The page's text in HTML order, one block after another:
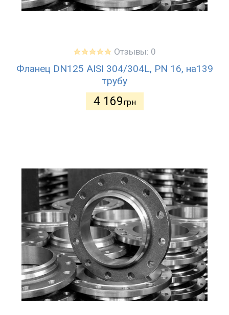
Отзывы: 0
Фланец DN125 AISI 304/304L, PN 16, на139
трубу
4 169грн